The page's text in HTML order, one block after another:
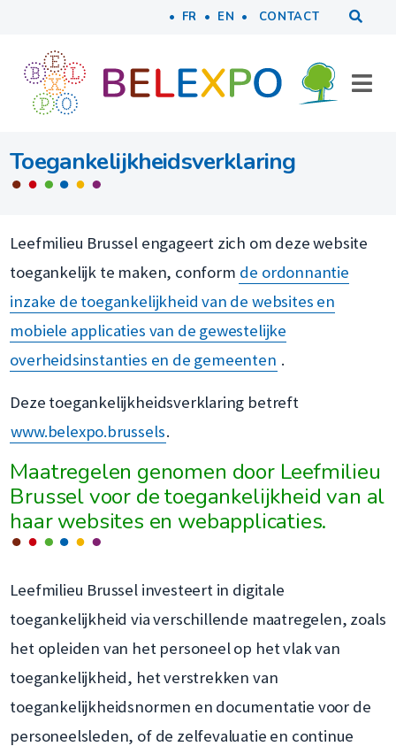
Naar inhoud
FR EN Tools
CONTACT
Toegankelijkheidsverklaring
Leefmilieu Brussel engageert zich om deze website
toegankelijk te maken, conform de ordonnantie
inzake de toegankelijkheid van de websites en
mobiele applicaties van de gewestelijke
overheidsinstanties en de gemeenten .
Deze toegankelijkheidsverklaring betreft
www.belexpo.brussels.
Maatregelen genomen door Leefmilieu
Brussel voor de toegankelijkheid van al
haar websites en webapplicaties.
Leefmilieu Brussel investeert in digitale
toegankelijkheid via verschillende maatregelen, zoals
het opleiden van het personeel op het vlak van
toegankelijkheid, het verstrekken van
toegankelijkheidsnormen en documentatie voor de
personeelsleden, of de zelfevaluatie en continue